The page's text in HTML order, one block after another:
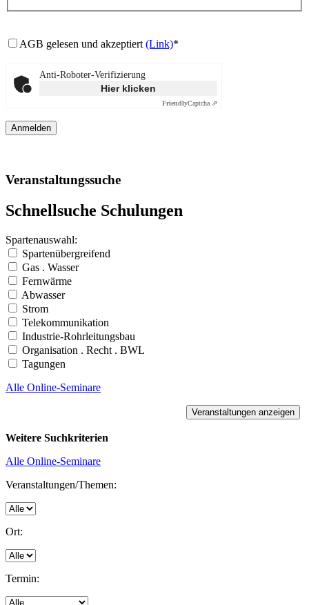
AGB gelesen und akzeptiert (Link)*
Anti-Roboter-Verifizierung
Hier klicken
FriendlyCaptcha ⇗
Veranstaltungssuche
Schnellsuche Schulungen
Spartenauswahl:
Spartenübergreifend
Gas . Wasser
Fernwärme
Abwasser
Strom
Telekommunikation
Industrie-Rohrleitungsbau
Organisation . Recht . BWL
Tagungen
Alle Online-Seminare
Weitere Suchkriterien
Alle Online-Seminare
Veranstaltungen/Themen:
Ort:
Termin: